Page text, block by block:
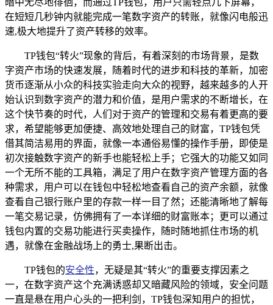
在短短几秒钟内就能完成一笔数字资产的转账，就像闪电般迅
速,极大地提升了资产转移的效率。
TP钱包“转火”现象的背后，有着深刻的市场背景，是数
字资产市场的快速发展，随着时代的进步和科技的革新，加密
货币逐渐从小众的科技实验走向大众的视野，越来越多的人开
始认识到数字资产的潜力和价值，是用户需求的不断增长，在
这个快节奏的时代，人们对于资产的管理和交易有着更高的要
求，希望能够更加便捷、高效地处理自己的财富，TP钱包凭
借其简洁易用的界面，就像一本通俗易懂的操作手册，即使是
初次接触数字资产的新手也能轻松上手；它强大的功能又如同
一个无所不能的工具箱，满足了用户在数字资产管理方面的各
种需求，用户可以在钱包中轻松地查看自己的资产余额，就像
查看自己银行账户里的存款一样一目了然；还能清晰地了解每
一笔交易记录，仿佛拥有了一本详细的财富账本；更可以通过
钱包内置的交易功能进行买卖操作，随时随地抓住市场的机
遇，就像在金融战场上的勇士,果断出击。
TP钱包的安全性，无疑是其“转火”的重要支撑因素之
一，在数字资产这个充满诱惑却又暗藏风险的领域，安全问题
一直是悬在用户心头的一把利剑，TP钱包深知用户的担忧，